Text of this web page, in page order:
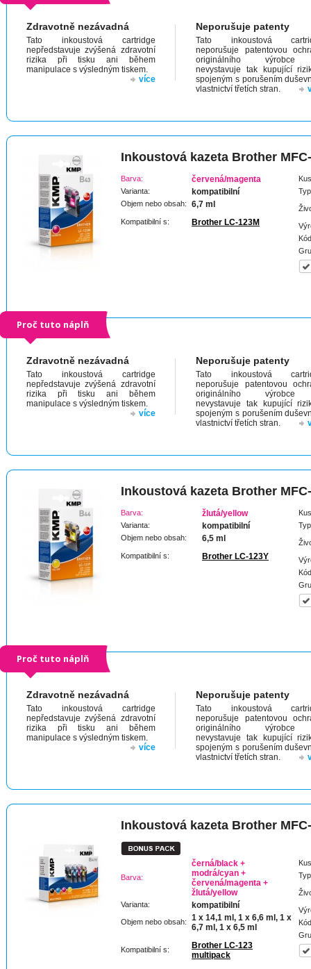
Zdravotně nezávadná
Tato inkoustová cartridge
nepředstavuje zvýšená zdravotní
rizika při tisku ani během
manipulace s výsledným tiskem.
více
Neporušuje patenty
Tato inkoustová
neporušuje patentovou
originálního
nevystavuje tak kupující
spojeným s porušením
vlastnictví třetích stran.
Inkoustová kazeta Brother
Barva: červená/magenta
Varianta: kompatibilní
Objem nebo obsah: 6,7 ml
Kompatibilní s: Brother LC-123M
Proč tuto náplň
Zdravotně nezávadná
Tato inkoustová cartridge
nepředstavuje zvýšená zdravotní
rizika při tisku ani během
manipulace s výsledným tiskem.
více
Neporušuje patenty
Tato inkoustová
neporušuje patentovou
originálního
nevystavuje tak kupující
spojeným s porušením
vlastnictví třetích stran.
Inkoustová kazeta Brother
Barva: žlutá/yellow
Varianta: kompatibilní
Objem nebo obsah: 6,5 ml
Kompatibilní s: Brother LC-123Y
Proč tuto náplň
Zdravotně nezávadná
Tato inkoustová cartridge
nepředstavuje zvýšená zdravotní
rizika při tisku ani během
manipulace s výsledným tiskem.
více
Neporušuje patenty
Tato inkoustová
neporušuje patentovou
originálního
nevystavuje tak kupující
spojeným s porušením
vlastnictví třetích stran.
Inkoustová kazeta Brother
Barva:
černá/black +
modrá/cyan +
červená/magenta +
žlutá/yellow
Varianta: kompatibilní
Objem nebo obsah:
1 x 14,1 ml, 1 x 6,6 ml, 1 x
6,7 ml, 1 x 6,5 ml
Kompatibilní s:
Brother LC-123
multipack